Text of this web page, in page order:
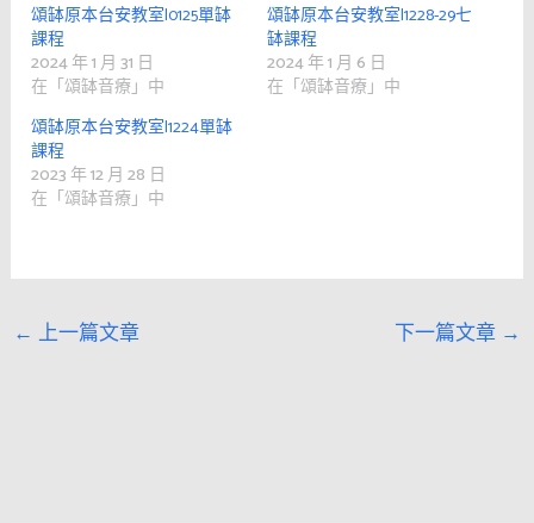
頌缽原本台安教室|0125單缽
課程
2024 年 1 月 31 日
在「頌缽音療」中
頌缽原本台安教室|1228-29七
缽課程
2024 年 1 月 6 日
在「頌缽音療」中
頌缽原本台安教室|1224單缽
課程
2023 年 12 月 28 日
在「頌缽音療」中
← 上一篇文章 下一篇文章 →